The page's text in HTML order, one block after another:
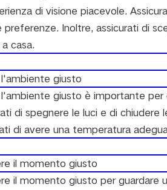
di visione piacevole.
preferenze. Inoltre, assicurati di
casa.
l'ambiente giusto
l'ambiente giusto è importante
di spegnere le luci e di
di avere una temperatura
il momento giusto
il momento giusto per guardare